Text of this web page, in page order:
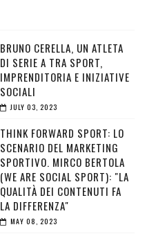
BRUNO CERELLA, UN ATLETA
DI SERIE A TRA SPORT,
IMPRENDITORIA E INIZIATIVE
SOCIALI
JULY 03, 2023
THINK FORWARD SPORT: LO
SCENARIO DEL MARKETING
SPORTIVO. MIRCO BERTOLA
(WE ARE SOCIAL SPORT): "LA
QUALITÀ DEI CONTENUTI FA
LA DIFFERENZA"
MAY 08, 2023